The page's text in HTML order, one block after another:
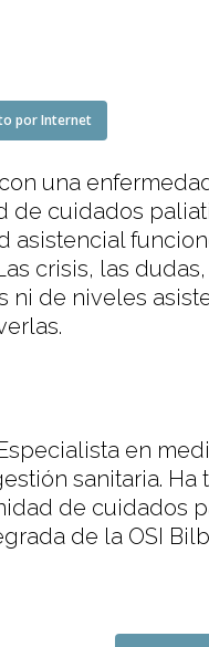
por Internet
una
de cuidados
asistencial
crisis, las
ni de niveles
en
sanitaria.
de cuidados
de la OSI